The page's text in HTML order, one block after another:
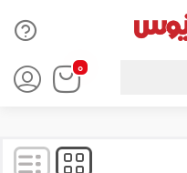
۰
Products
search